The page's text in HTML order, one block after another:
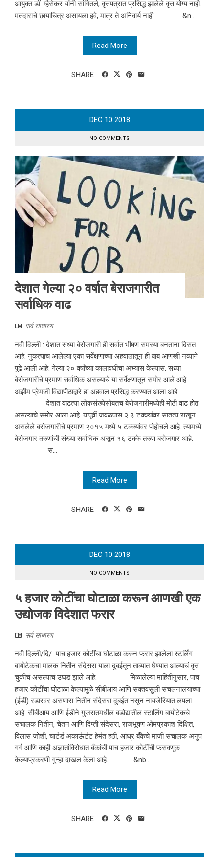
आयुक्त डॉ. म्हैसेकर यांनी सांगितले, वृत्तपत्रात प्रसिद्ध झालेले वृत्त योग्य नाही.
मतदाराचे छायाचित्र असायला हवे, मात्र ते अनिवार्य नाही. &n...
Read More
SHARE
DEC 10 2018
NO COMMENTS
देशात गेल्या २० वर्षात बेराजगारीत
सर्वाधिक वाढ
सर्व साधारण
नवी दिल्ली : देशात सध्या बेरोजगारी ही सर्वात भीषण समस्या बनताना दिसत
आहे. नुकत्याच आलेल्या एका सर्वेक्षणाच्या अहवालातून ही बाब आणखी नव्याने
पुढे आली आहे. गेल्या २० वर्षांच्या कालावधींचा अभ्यास केल्यास, सध्या
बेरोजगारीचे प्रमाण सर्वाधिक असल्याचे या सर्वेक्षणातून समोर आले आहे.
अझीम प्रेमजी विद्यापीठाद्वारे हा अहवाल प्रसिद्ध करण्यात आला आहे.
देशात वाढत्या लोकसंख्येसोबतच बेरोजगारीमध्येही मोठी वाढ होत
असल्याचे समोर आला आहे. यापूर्वी जवळपास २.३ टक्क्यांवर सातत्य राखून
असलेले बरोजगारीचे प्रमाण २०१५ मध्ये ५ टक्क्यांवर पोहोचले आहे. त्यामध्ये
बेरोजगार तरुणांची संख्या सर्वाधिक असून १६ टक्के तरुण बरोजगार आहे.
स...
Read More
SHARE
DEC 10 2018
NO COMMENTS
५ हजार कोटींचा घोटाळा करून आणखी एक
उद्योजक विदेशात फरार
सर्व साधारण
नवी दिल्ली/दि/ पाच हजार कोटींचा घोटाळा करुन फरार झालेला स्टर्लिंग
बायोटेकचा मालक नितीन संदेसरा याला दुबईतून ताब्यात घेण्यात आल्याचं वृत्त
चुकीचं असल्याचं उघड झाले आहे. मिळालेल्या माहितीनुसार, पाच
हजार कोटींचा घोटाळा केल्यामुळे सीबीआय आणि सक्तवसुली संचलनालयाच्या
(ईडी) रडारवर असणारा नितीन संदेसरा दुबईत नसून नायजेरियात लपला
आहे. सीबीआय आणि ईडीने गुजरातमधील बडोद्यातील स्टार्लिंग बायोटेकचे
संचालक नितीन, चेतन आणि दिप्ती संदेसरा, राजभूषण ओमप्रकाश दिक्षित,
विलास जोशी, चार्टर्ड अकाऊंटंट हेमंत हठी, आंध्र बँकेचे माजी संचालक अनुप
गर्ग आणि काही अज्ञातांविरोधात बँकांची पाच हजार कोटींची फसवणूक
केल्याप्रकरणी गुन्हा दाखल केला आहे. &nb...
Read More
SHARE